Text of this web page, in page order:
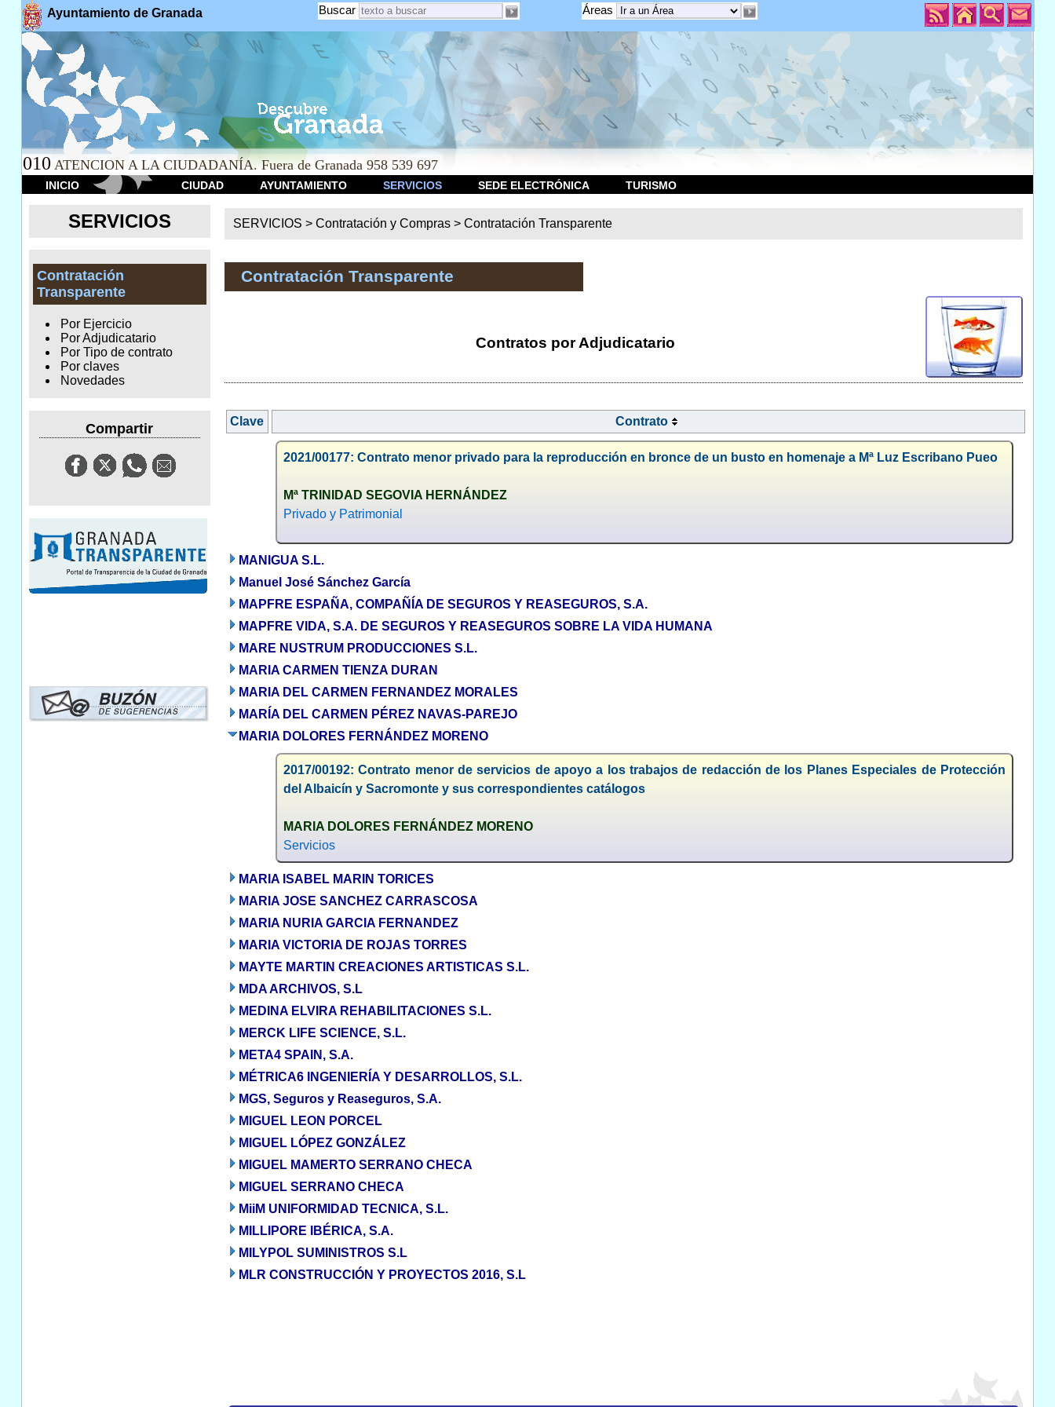
Ayuntamiento de Granada Áreas
Buscar
010 ATENCION A LA CIUDADANÍA. Fuera de Granada 958 539 697
INICIO CIUDAD AYUNTAMIENTO SERVICIOS SEDE ELECTRÓNICA TURISMO
SERVICIOS
Contratación
Transparente
Por Ejercicio
Por Adjudicatario
Por Tipo de contrato
Por claves
Novedades
Compartir
SERVICIOS >Contratación y Compras >Contratación Transparente
Contratación Transparente
Contratos por Adjudicatario
Clave Contrato
2021/00177: Contrato menor privado para la reproducción en bronce de un busto en homenaje a Mª Luz Escribano Pueo
Mª TRINIDAD SEGOVIA HERNÁNDEZ
Privado y Patrimonial
MANIGUA S.L.
Manuel José Sánchez García
MAPFRE ESPAÑA, COMPAÑÍA DE SEGUROS Y REASEGUROS, S.A.
MAPFRE VIDA, S.A. DE SEGUROS Y REASEGUROS SOBRE LA VIDA HUMANA
MARE NUSTRUM PRODUCCIONES S.L.
MARIA CARMEN TIENZA DURAN
MARIA DEL CARMEN FERNANDEZ MORALES
MARÍA DEL CARMEN PÉREZ NAVAS-PAREJO
MARIA DOLORES FERNÁNDEZ MORENO
2017/00192: Contrato menor de servicios de apoyo a los trabajos de redacción de los Planes Especiales de Protección
del Albaicín y Sacromonte y sus correspondientes catálogos
MARIA DOLORES FERNÁNDEZ MORENO
Servicios
MARIA ISABEL MARIN TORICES
MARIA JOSE SANCHEZ CARRASCOSA
MARIA NURIA GARCIA FERNANDEZ
MARIA VICTORIA DE ROJAS TORRES
MAYTE MARTIN CREACIONES ARTISTICAS S.L.
MDA ARCHIVOS, S.L
MEDINA ELVIRA REHABILITACIONES S.L.
MERCK LIFE SCIENCE, S.L.
META4 SPAIN, S.A.
MÉTRICA6 INGENIERÍA Y DESARROLLOS, S.L.
MGS, Seguros y Reaseguros, S.A.
MIGUEL LEON PORCEL
MIGUEL LÓPEZ GONZÁLEZ
MIGUEL MAMERTO SERRANO CHECA
MIGUEL SERRANO CHECA
MiiM UNIFORMIDAD TECNICA, S.L.
MILLIPORE IBÉRICA, S.A.
MILYPOL SUMINISTROS S.L
MLR CONSTRUCCIÓN Y PROYECTOS 2016, S.L